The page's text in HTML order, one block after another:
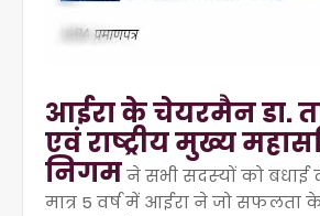
आईरा के चेयरमैन डा.
एवं राष्‍ट्रीय मुख्‍य
नि‍गमने सभी सदस्‍यों को बधाई
मात्र 5 वर्ष में आईरा ने जो सफलता